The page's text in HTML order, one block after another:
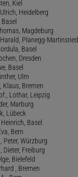
Kiel
Heidelberg
Magdeburg
Planegg-Martinsried
Basel
Dresden
Basel
Ulm
Klaus, Bremen
Lothar, Leipzig
Marburg
Lübeck
Basel
Bern
Peter, Würzburg
Dieter, Freiburg
Bielefeld
, Bremen